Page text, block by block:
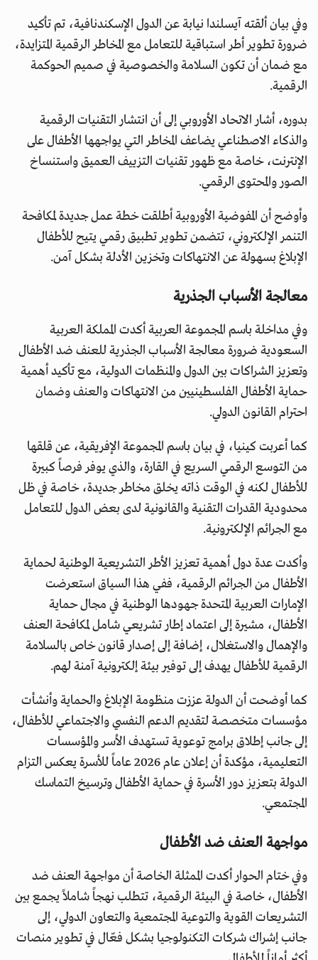
وفي بيان ألقته آيسلندا نيابة عن الدول الإسكندنافية، تم تأكيد
ضرورة تطوير أطر استباقية للتعامل مع المخاطر الرقمية المتزايدة،
مع ضمان أن تكون السلامة والخصوصية في صميم الحوكمة
الرقمية.
بدوره، أشار الاتحاد الأوروبي إلى أن انتشار التقنيات الرقمية
والذكاء الاصطناعي يضاعف المخاطر التي يواجهها الأطفال على
الإنترنت، خاصة مع ظهور تقنيات التزييف العميق واستنساخ
الصور والمحتوى الرقمي.
وأوضح أن المفوضية الأوروبية أطلقت خطة عمل جديدة لمكافحة
التنمر الإلكتروني، تتضمن تطوير تطبيق رقمي يتيح للأطفال
الإبلاغ بسهولة عن الانتهاكات وتخزين الأدلة بشكل آمن.
معالجة الأسباب الجذرية
وفي مداخلة باسم المجموعة العربية أكدت المملكة العربية
السعودية ضرورة معالجة الأسباب الجذرية للعنف ضد الأطفال
وتعزيز الشراكات بين الدول والمنظمات الدولية، مع تأكيد أهمية
حماية الأطفال الفلسطينيين من الانتهاكات والعنف وضمان
احترام القانون الدولي.
كما أعربت كينيا، في بيان باسم المجموعة الإفريقية، عن قلقها
من التوسع الرقمي السريع في القارة، والذي يوفر فرصاً كبيرة
للأطفال لكنه في الوقت ذاته يخلق مخاطر جديدة، خاصة في ظل
محدودية القدرات التقنية والقانونية لدى بعض الدول للتعامل
مع الجرائم الإلكترونية.
وأكدت عدة دول أهمية تعزيز الأطر التشريعية الوطنية لحماية
الأطفال من الجرائم الرقمية، ففي هذا السياق استعرضت
الإمارات العربية المتحدة جهودها الوطنية في مجال حماية
الأطفال، مشيرة إلى اعتماد إطار تشريعي شامل لمكافحة العنف
والإهمال والاستغلال، إضافة إلى إصدار قانون خاص بالسلامة
الرقمية للأطفال يهدف إلى توفير بيئة إلكترونية آمنة لهم.
كما أوضحت أن الدولة عززت منظومة الإبلاغ والحماية وأنشأت
مؤسسات متخصصة لتقديم الدعم النفسي والاجتماعي للأطفال،
إلى جانب إطلاق برامج توعوية تستهدف الأسر والمؤسسات
التعليمية، مؤكدة أن إعلان عام 2026 عاماً للأسرة يعكس التزام
الدولة بتعزيز دور الأسرة في حماية الأطفال وترسيخ التماسك
المجتمعي.
مواجهة العنف ضد الأطفال
وفي ختام الحوار أكدت الممثلة الخاصة أن مواجهة العنف ضد
الأطفال، خاصة في البيئة الرقمية، تتطلب نهجاً شاملاً يجمع بين
التشريعات القوية والتوعية المجتمعية والتعاون الدولي، إلى
جانب إشراك شركات التكنولوجيا بشكل فعّال في تطوير منصات